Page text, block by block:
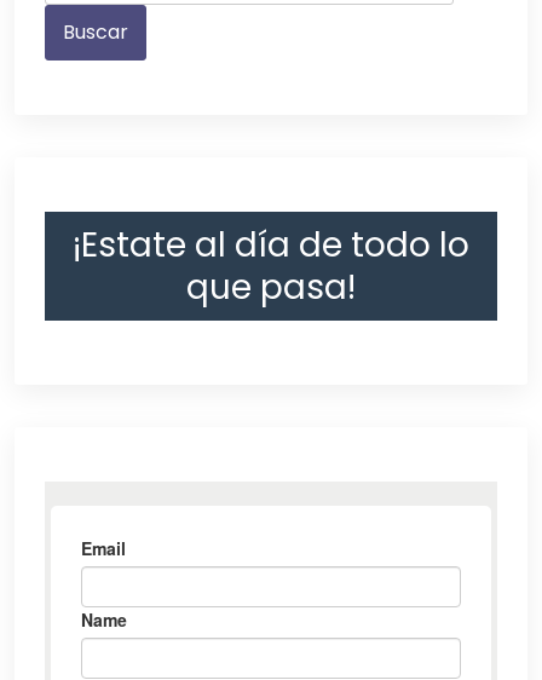
¡Estate al día de todo lo
que pasa!